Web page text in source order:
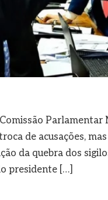
de acusações,
da quebra dos
presidente […]